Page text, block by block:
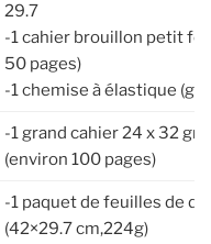
29.7
-1 cahier brouillon petit
50 pages)
-1 chemise à élastique
-1 grand cahier 24 x 32
(environ 100 pages)
-1 paquet de feuilles de
(42×29.7